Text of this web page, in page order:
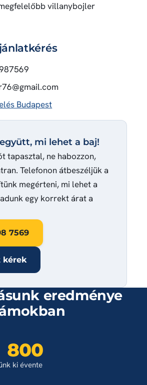
villanybojler
Budapest
mi lehet a baj!
tapasztal, ne habozzon,
Telefonon átbeszéljük a
megérteni, mi lehet a
egy korrekt árat a
7569
kérek
eredménye
800
ki évente